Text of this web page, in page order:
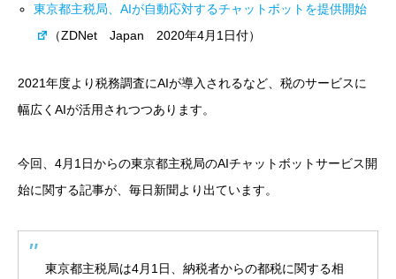
東京都主税局、AIが自動応対するチャットボットを提供開始
（ZDNet Japan 2020年4月1日付）
2021年度より税務調査にAIが導入されるなど、税のサービスに
幅広くAIが活用されつつあります。
今回、4月1日からの東京都主税局のAIチャットボットサービス開
始に関する記事が、毎日新聞より出ています。
東京都主税局は4月1日、納税者からの都税に関する相